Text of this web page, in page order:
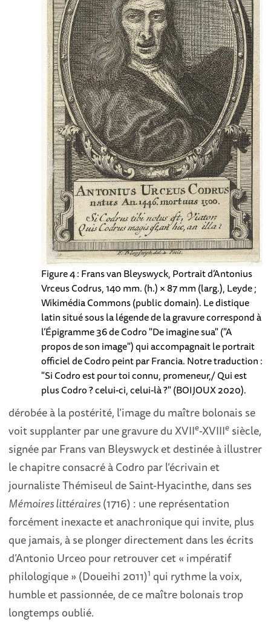
Figure 4 : Frans van Bleyswyck, Portrait d’Antonius
Vrceus Codrus, 140 mm. (h.) × 87 mm (larg.), Leyde ;
Wikimédia Commons (public domain). Le distique
latin situé sous la légende de la gravure correspond à
l’Épigramme 36 de Codro "De imagine sua" ("A
propos de son image") qui accompagnait le portrait
officiel de Codro peint par Francia. Notre traduction :
"Si Codro est pour toi connu, promeneur,/ Qui est
plus Codro ? celui-ci, celui-là ?" (BOIJOUX 2020).
dérobée à la postérité, l’image du maître bolonais se
voit supplanter par une gravure du XVIIe-XVIIIe siècle,
signée par Frans van Bleyswyck et destinée à illustrer
le chapitre consacré à Codro par l’écrivain et
journaliste Thémiseul de Saint-Hyacinthe, dans ses
Mémoires littéraires(1716) : une représentation
forcément inexacte et anachronique qui invite, plus
que jamais, à se plonger directement dans les écrits
d’Antonio Urceo pour retrouver cet « impératif
philologique » (Doueihi 2011)1 qui rythme la voix,
humble et passionnée, de ce maître bolonais trop
longtemps oublié.